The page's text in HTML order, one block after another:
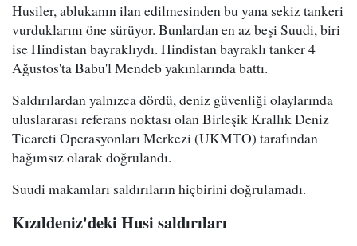
Husiler, ablukanın ilan edilmesinden bu yana sekiz tankeri
vurduklarını öne sürüyor. Bunlardan en az beşi Suudi, biri
ise Hindistan bayraklıydı. Hindistan bayraklı tanker 4
Ağustos'ta Babu'l Mendeb yakınlarında battı.
Saldırılardan yalnızca dördü, deniz güvenliği olaylarında
uluslararası referans noktası olan Birleşik Krallık Deniz
Ticareti Operasyonları Merkezi (UKMTO) tarafından
bağımsız olarak doğrulandı.
Suudi makamları saldırıların hiçbirini doğrulamadı.
Kızıldeniz'deki Husi saldırıları